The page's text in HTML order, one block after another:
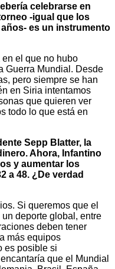
celebrarse en
-igual que los
es un instrumento
el que no hubo
Guerra Mundial. Desde
pero siempre se han
en Siria intentamos
que quieren ver
todo lo que está en
Sepp Blatter, la
Ahora, Infantino
y aumentar los
a 48. ¿De verdad
Si queremos que el
deporte global, entre
deben tener
más equipos
es posible si
que el Mundial